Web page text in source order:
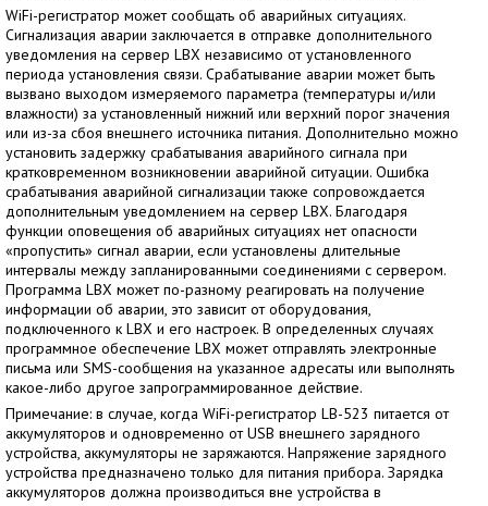
WiFi-регистратор может сообщать об аварийных ситуациях.
Сигнализация аварии заключается в отправке дополнительного
уведомления на сервер LBX независимо от установленного
периода установления связи. Срабатывание аварии может быть
вызвано выходом измеряемого параметра (температуры и/или
влажности) за установленный нижний или верхний порог значения
или из-за сбоя внешнего источника питания. Дополнительно можно
установить задержку срабатывания аварийного сигнала при
кратковременном возникновении аварийной ситуации. Ошибка
срабатывания аварийной сигнализации также сопровождается
дополнительным уведомлением на сервер LBX. Благодаря
функции оповещения об аварийных ситуациях нет опасности
«пропустить» сигнал аварии, если установлены длительные
интервалы между запланированными соединениями с сервером.
Программа LBX может по-разному реагировать на получение
информации об аварии, это зависит от оборудования,
подключенного к LBX и его настроек. В определенных случаях
программное обеспечение LBX может отправлять электронные
письма или SMS-сообщения на указанное адресаты или выполнять
какое-либо другое запрограммированное действие.
Примечание: в случае, когда WiFi-регистратор LB-523 питается от
аккумуляторов и одновременно от USB внешнего зарядного
устройства, аккумуляторы не заряжаются. Напряжение зарядного
устройства предназначено только для питания прибора. Зарядка
аккумуляторов должна производиться вне устройства в